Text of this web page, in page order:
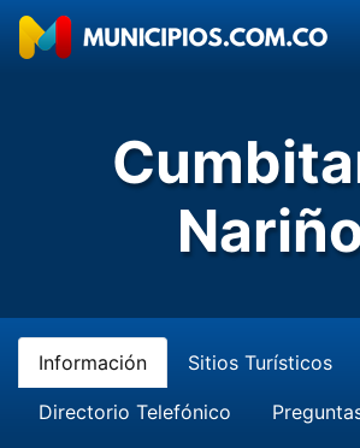
Información Sitios Turísticos
Directorio Telefónico